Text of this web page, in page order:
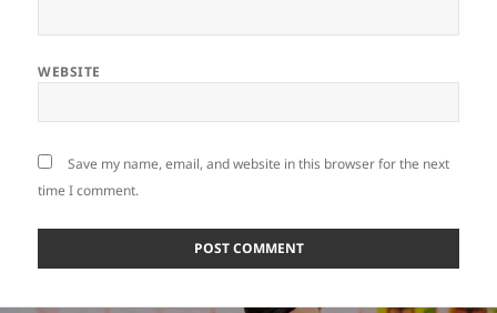
WEBSITE
Save my name, email, and website in this browser for the next
time I comment.